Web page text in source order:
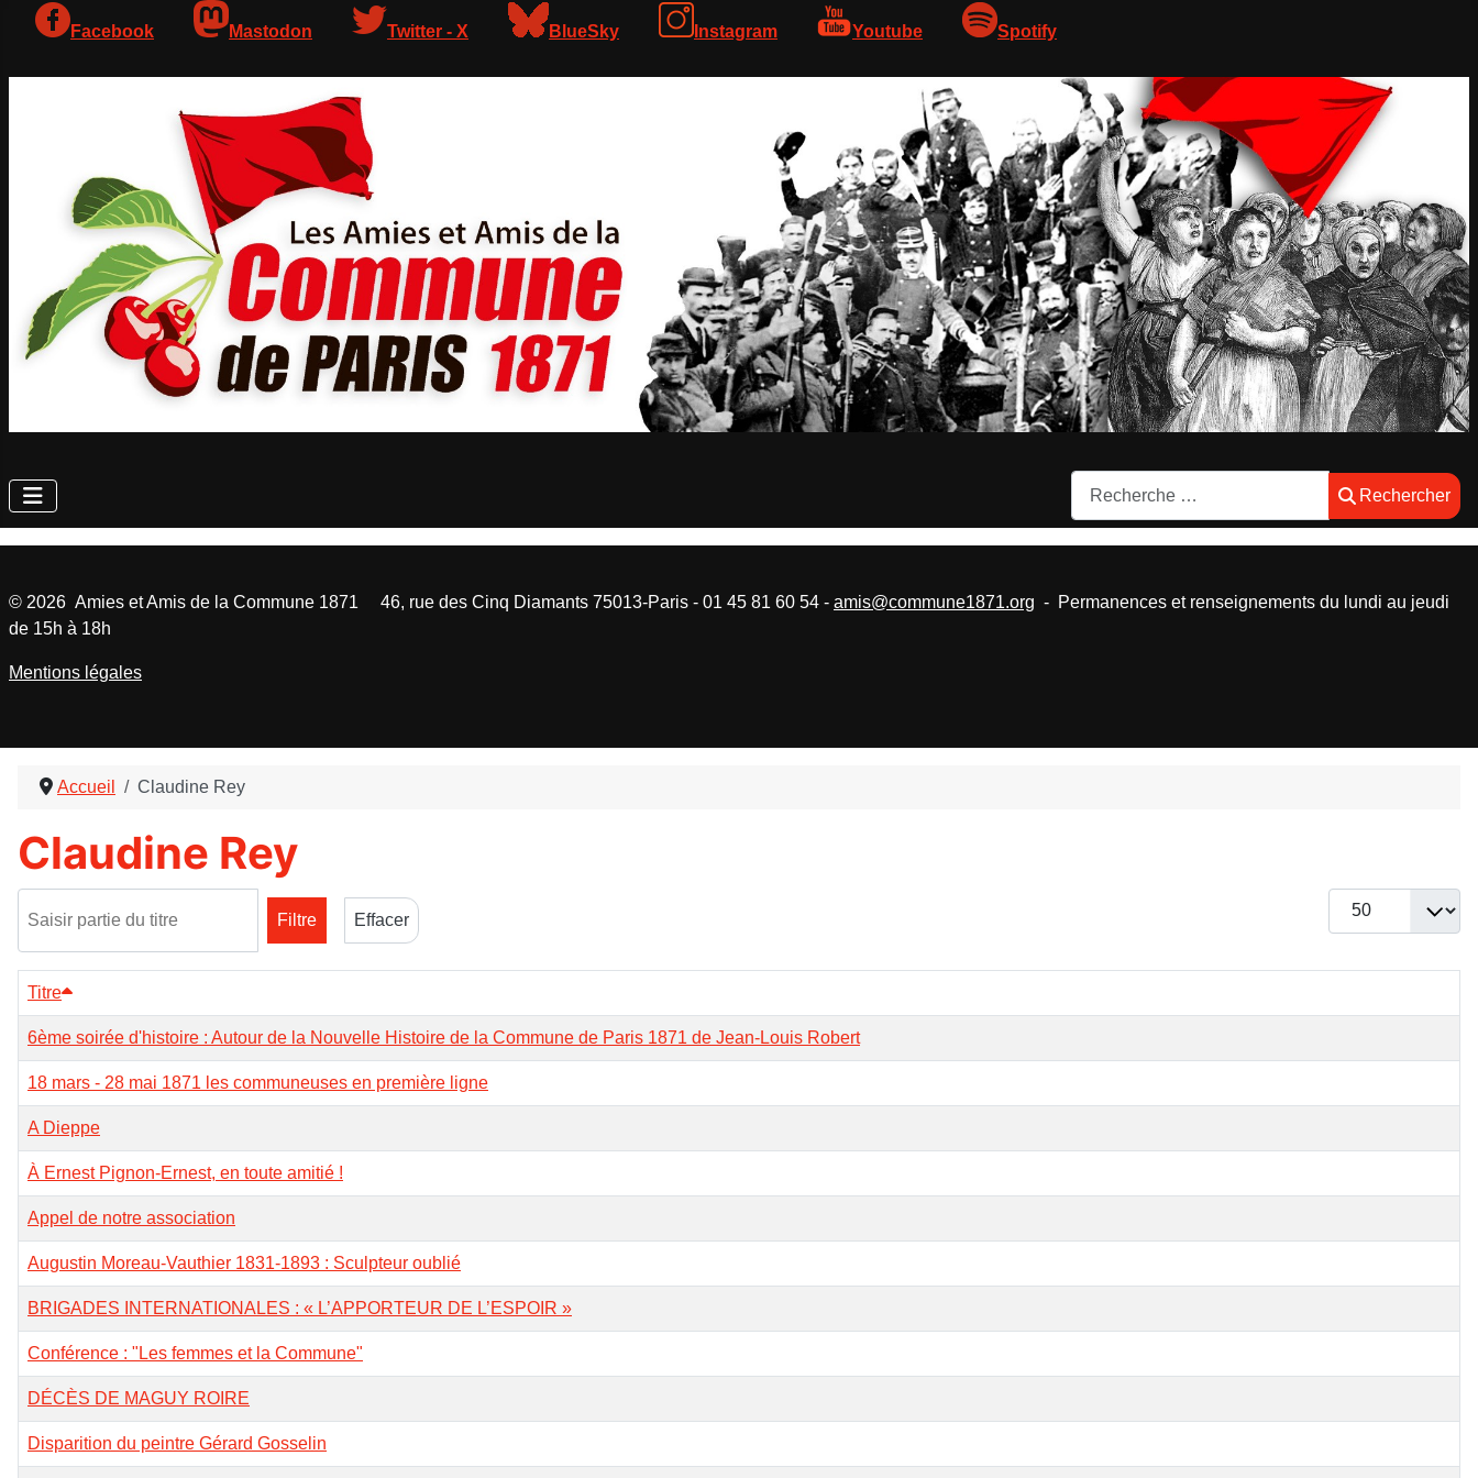
Facebook Mastodon Twitter - X BlueSky Instagram Youtube Spotify
Rechercher
Rechercher
Accueil Claudine Rey
Claudine Rey
Filtre
Effacer
Afficher #
Titre
6ème soirée d'histoire : Autour de la Nouvelle Histoire de la Commune de Paris 1871 de Jean-Louis Robert
18 mars - 28 mai 1871 les communeuses en première ligne
A Dieppe
À Ernest Pignon-Ernest, en toute amitié !
Appel de notre association
Augustin Moreau-Vauthier 1831-1893 : Sculpteur oublié
BRIGADES INTERNATIONALES : « L’APPORTEUR DE L’ESPOIR »
Conférence : "Les femmes et la Commune"
DÉCÈS DE MAGUY ROIRE
Disparition du peintre Gérard Gosselin
© 2026 Amies et Amis de la Commune 1871 46, rue des Cinq Diamants 75013-Paris - 01 45 81 60 54 - amis@commune1871.org - Permanences et renseignements du lundi au jeudi
de 15h à 18h
Mentions légales